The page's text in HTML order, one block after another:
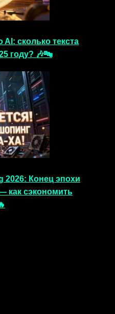
сколько текста
году? 🎶🔤
2026: Конец эпохи
как сэкономить